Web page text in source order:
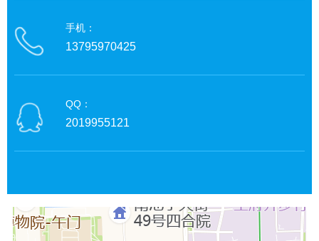
手机：
13795970425
QQ：
2019955121